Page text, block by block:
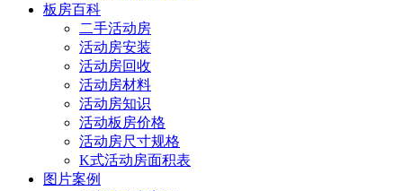
板房百科
二手活动房
活动房安装
活动房回收
活动房材料
活动房知识
活动板房价格
活动房尺寸规格
K式活动房面积表
图片案例